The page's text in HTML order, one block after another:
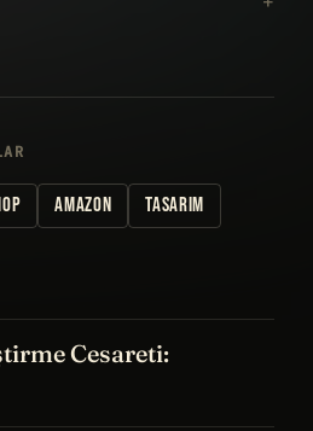
AMAZON TASARIM
Cesareti: